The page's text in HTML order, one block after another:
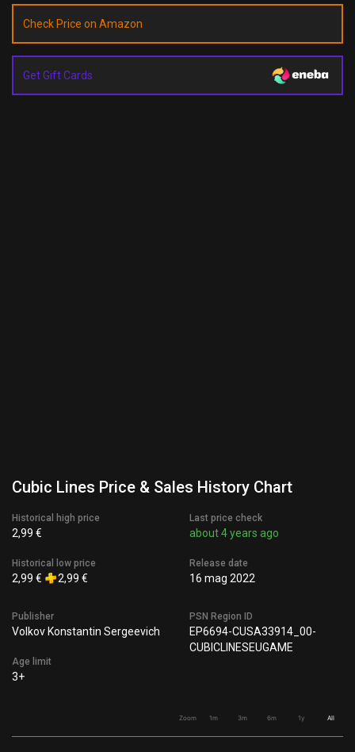
Check Price on Amazon
Get Gift Cards
Cubic Lines Price & Sales History Chart
Historical high price
2,99 €
Historical low price
2,99 € 2,99 €
Last price check
about 4 years ago
Release date
16 mag 2022
Publisher
Volkov Konstantin Sergeevich
Age limit
3+
PSN Region ID
EP6694-CUSA33914_00-
CUBICLINESEUGAME
Zoom 1m 3m 6m 1y All